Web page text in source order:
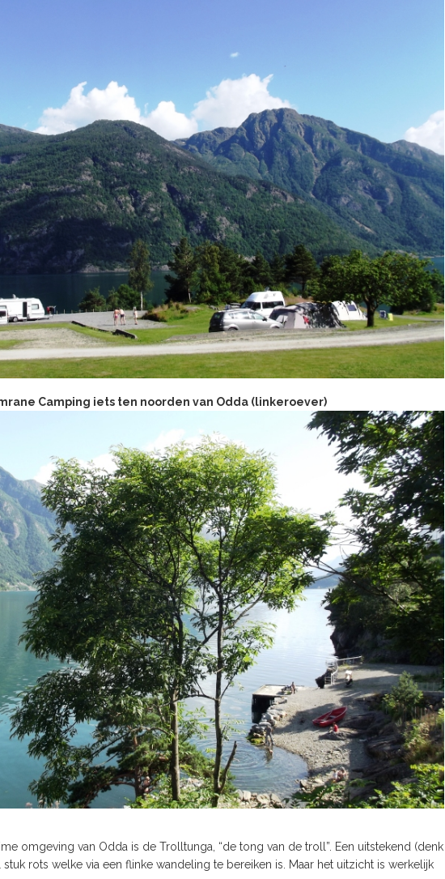
Camping iets ten noorden van Odda (linkeroever)
omgeving van Odda is de Trolltunga, “de tong van de troll”. Een uitstekend (denk
rots welke via een flinke wandeling te bereiken is. Maar het uitzicht is werkelijk